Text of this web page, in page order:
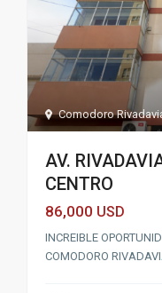
Comodoro
AV.
CENTRO
86,000 USD
INCREIBLE
COMODORO